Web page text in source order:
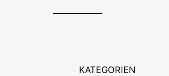
KATEGORIEN